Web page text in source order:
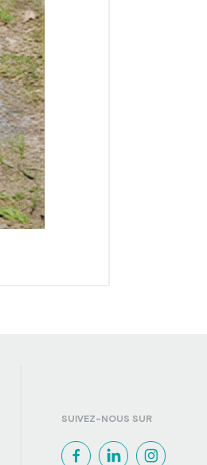
SUIVEZ-NOUS SUR